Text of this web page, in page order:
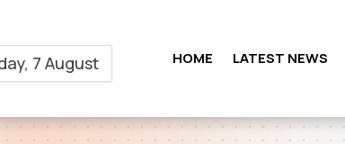
7 August HOME LATEST NEWS